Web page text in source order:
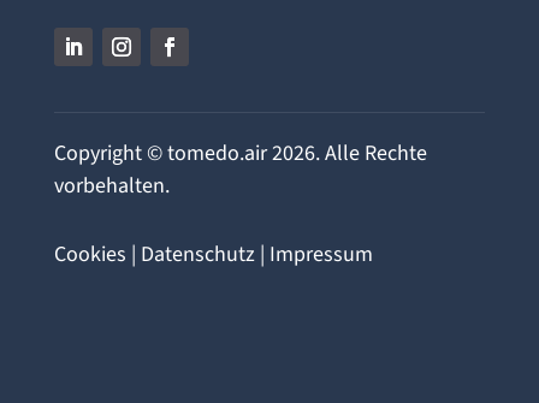
Copyright © tomedo.air 2026. Alle Rechte
vorbehalten.
Cookies | Datenschutz| Impressum